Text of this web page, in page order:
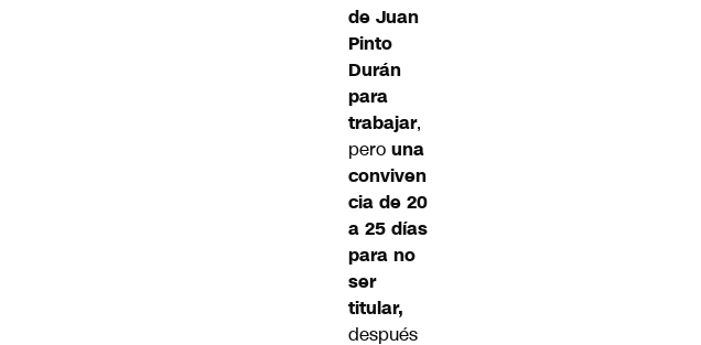
de Juan
Pinto
Durán
para
trabajar,
pero una
conviven
cia de 20
a 25 días
para no
ser
titular,
después